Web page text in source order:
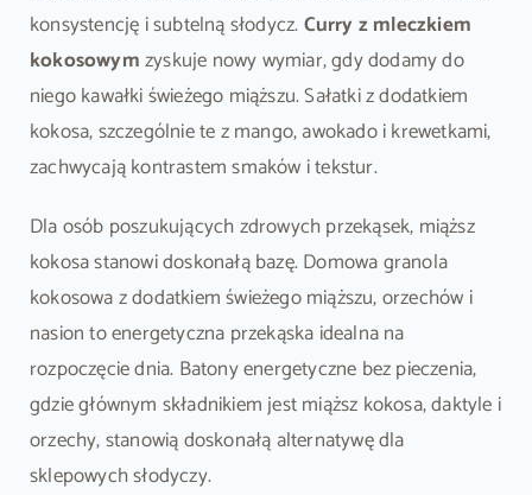
konsystencję i subtelną słodycz.Curry z mleczkiem
kokosowymzyskuje nowy wymiar, gdy dodamy do
niego kawałki świeżego miąższu. Sałatki z dodatkiem
kokosa, szczególnie te z mango, awokado i krewetkami,
zachwycają kontrastem smaków i tekstur.
Dla osób poszukujących zdrowych przekąsek, miąższ
kokosa stanowi doskonałą bazę. Domowa granola
kokosowa z dodatkiem świeżego miąższu, orzechów i
nasion to energetyczna przekąska idealna na
rozpoczęcie dnia. Batony energetyczne bez pieczenia,
gdzie głównym składnikiem jest miąższ kokosa, daktyle i
orzechy, stanowią doskonałą alternatywę dla
sklepowych słodyczy.